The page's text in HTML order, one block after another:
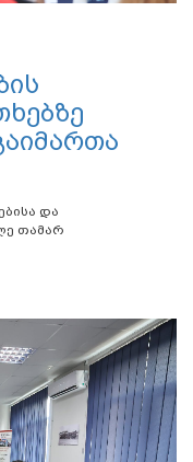
და
თამარ